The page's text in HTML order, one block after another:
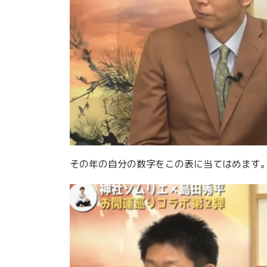
その年の自分の数字をこの表に当てはめます